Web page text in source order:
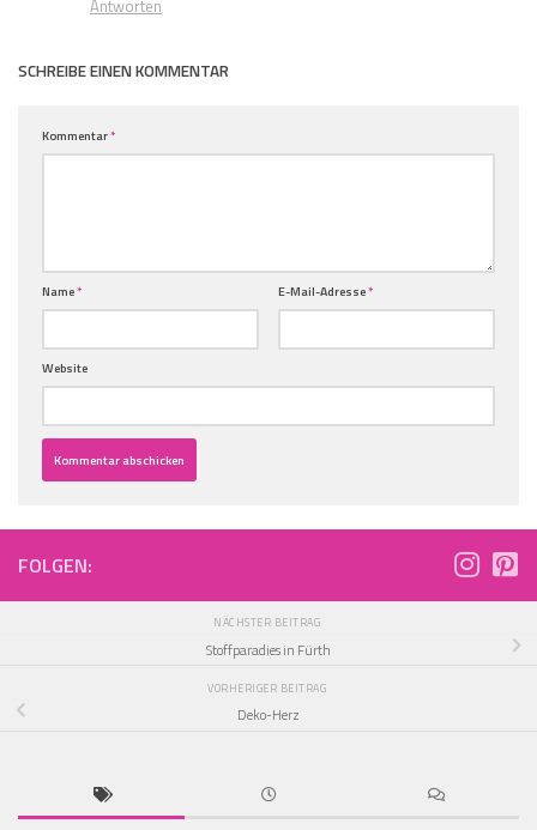
Antworten
SCHREIBE EINEN KOMMENTAR
Kommentar*
Name* E-Mail-Adresse*
Website
FOLGEN:
NÄCHSTER BEITRAG
Stoffparadies in Fürth
VORHERIGER BEITRAG
Deko-Herz